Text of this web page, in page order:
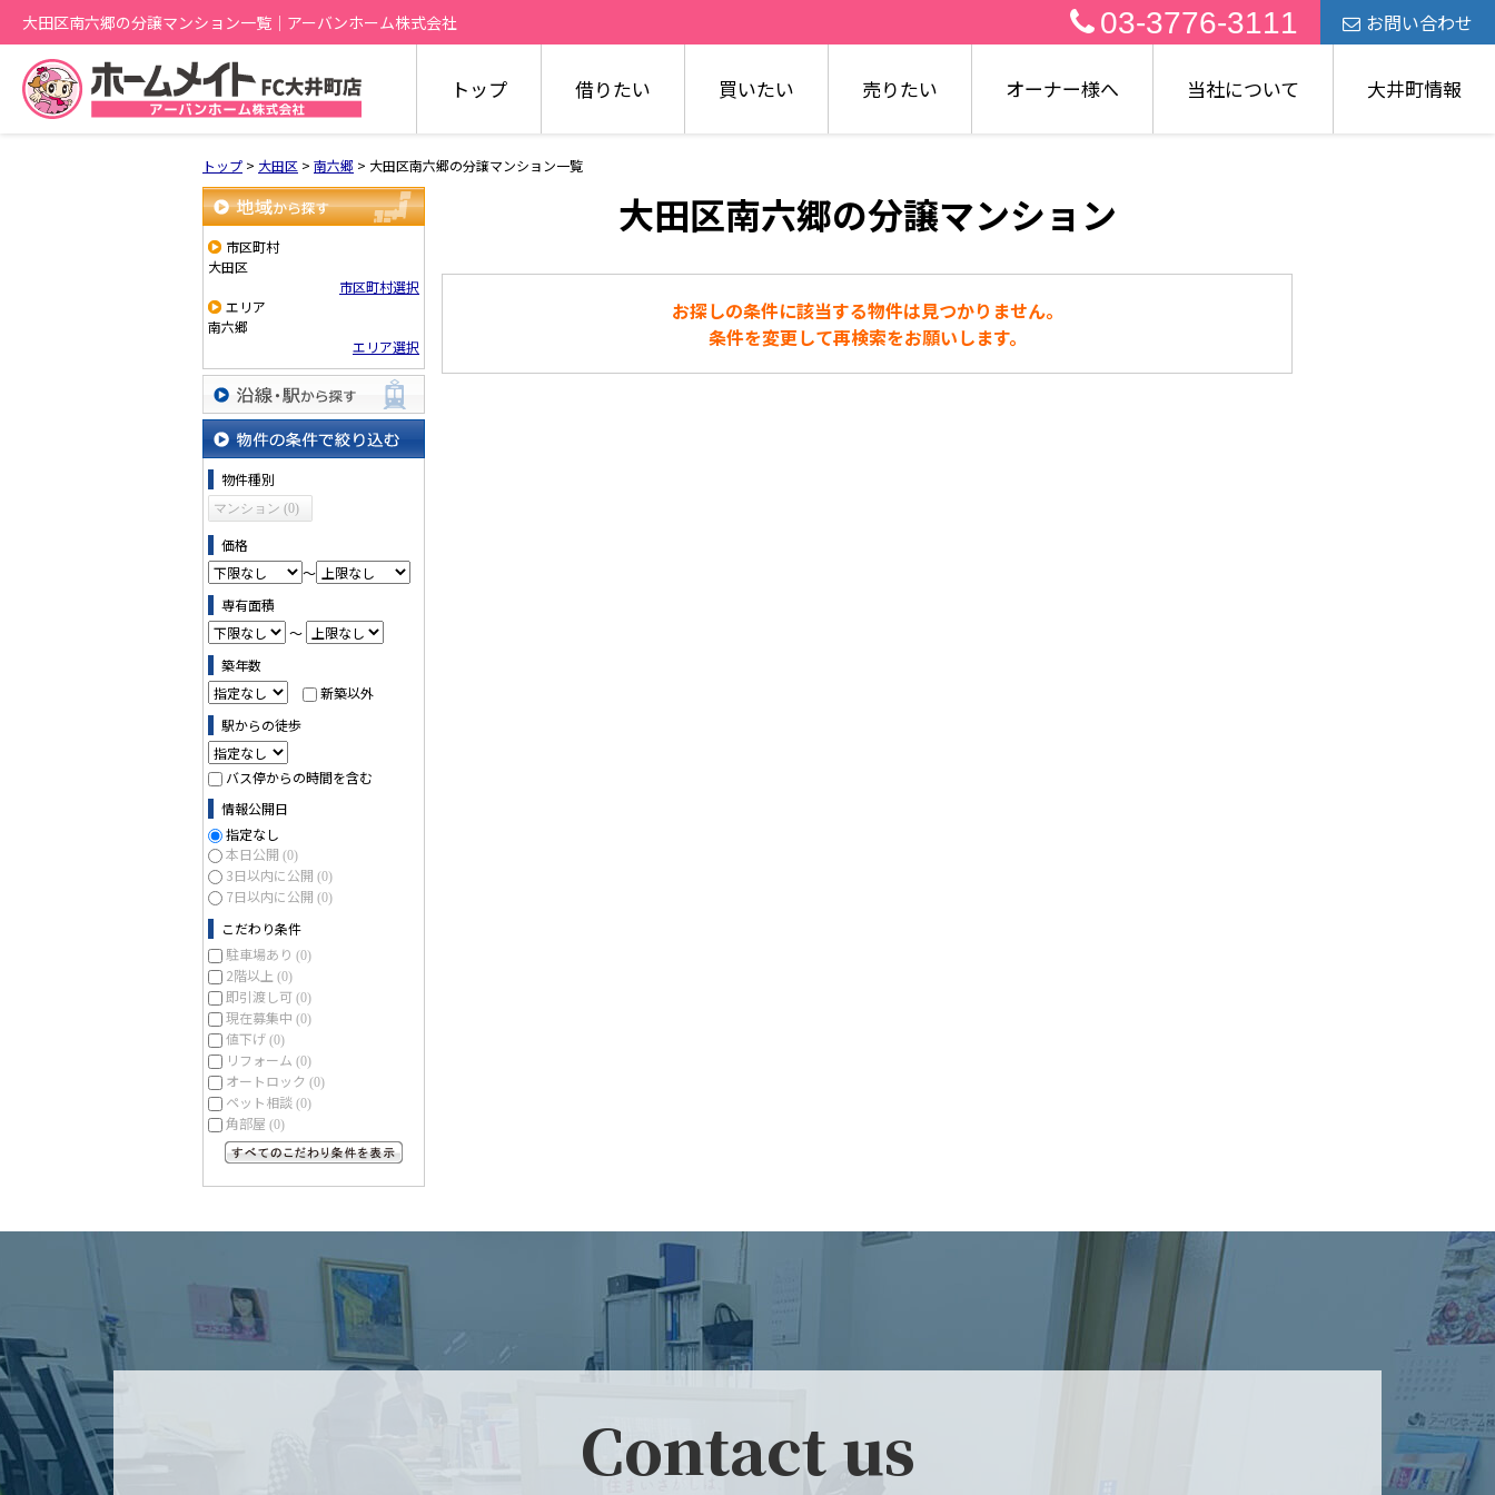
大田区南六郷の分譲マンション一覧｜アーバンホーム株式会社 03-3776-3111 お問い合わせ
トップ 借りたい 買いたい 売りたい オーナー様へ 当社について 大井町情報
トップ > 大田区 > 南六郷 > 大田区南六郷の分譲マンション一覧
地域から探す
市区町村
大田区
市区町村選択
エリア
南六郷
エリア選択
沿線・駅から探す
物件の条件で絞り込む
物件種別
マンション (0)
価格
～
専有面積
～
築年数
新築以外
駅からの徒歩
バス停からの時間を含む
情報公開日
指定なし
本日公開 (0)
3日以内に公開 (0)
7日以内に公開 (0)
こだわり条件
駐車場あり (0)
2階以上 (0)
即引渡し可 (0)
現在募集中 (0)
値下げ (0)
リフォーム (0)
オートロック (0)
ペット相談 (0)
角部屋 (0)
大田区南六郷の分譲マンション
お探しの条件に該当する物件は見つかりません。
条件を変更して再検索をお願いします。
Contact us